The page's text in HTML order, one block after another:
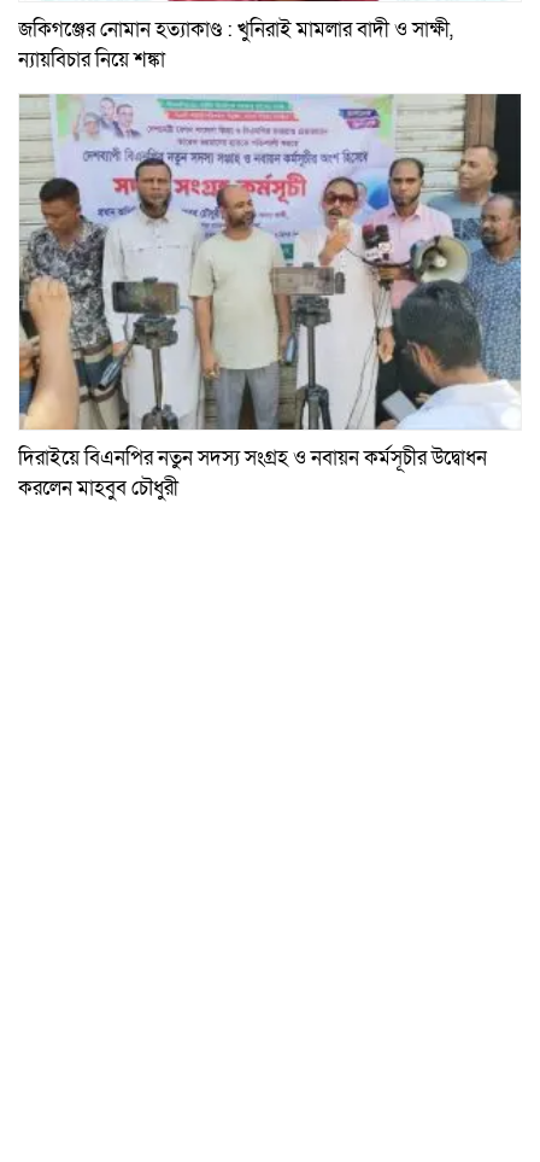
জকিগঞ্জের নোমান হত্যাকাণ্ড : খুনিরাই মামলার বাদী ও সাক্ষী,
ন্যায়বিচার নিয়ে শঙ্কা
দিরাইয়ে বিএনপির নতুন সদস্য সংগ্রহ ও নবায়ন কর্মসূচীর উদ্বোধন
করলেন মাহবুব চৌধুরী